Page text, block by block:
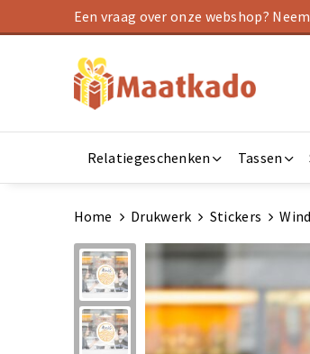
Een vraag over onze webshop?
Relatiegeschenken Tassen
Home Drukwerk Stickers